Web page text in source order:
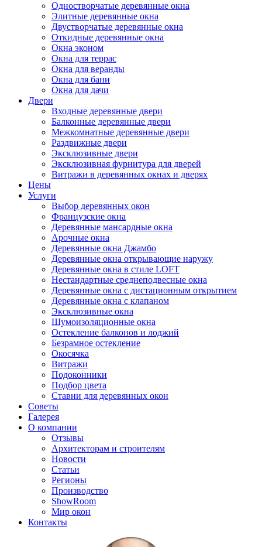
Одностворчатые деревянные окна
Элитные деревянные окна
Двустворчатые деревянные окна
Откидные деревянные окна
Окна эконом
Окна для террас
Окна для веранды
Окна для бани
Окна для дачи
Двери
Входные деревянные двери
Балконные деревянные двери
Межкомнатные деревянные двери
Раздвижные двери
Эксклюзивные двери
Эксклюзивная фурнитура для дверей
Витражи в деревянных окнах и дверях
Цены
Услуги
Выбор деревянных окон
Французские окна
Деревянные мансардные окна
Арочные окна
Деревянные окна Джамбо
Деревянные окна открывающие наружу
Деревянные окна в стиле LOFT
Нестандартные среднеподвесные окна
Деревянные окна с дистационным открытием
Деревянные окна с клапаном
Эксклюзивные окна
Шумоизоляционные окна
Остекление балконов и лоджий
Безрамное остекление
Окосячка
Витражи
Подоконники
Подбор цвета
Ставни для деревянных окон
Советы
Галерея
О компании
Отзывы
Архитекторам и строителям
Новости
Статьи
Регионы
Производство
ShowRoom
Мир окон
Контакты